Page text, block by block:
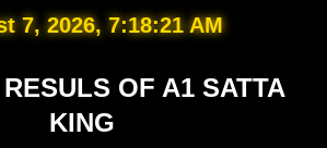
7, 2026, 7:18:22 AM
OF A1 SATTA
KING